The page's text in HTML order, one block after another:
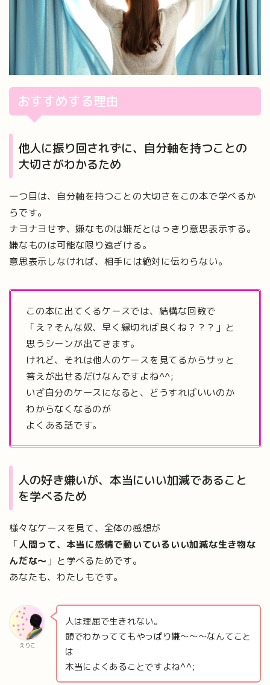
おすすめする理由
他人に振り回されずに、自分軸を持つことの
大切さがわかるため
一つ目は、自分軸を持つことの大切さをこの本で学べるか
らです。
ナヨナヨせず、嫌なものは嫌だとはっきり意思表示する。
嫌なものは可能な限り遠ざける。
意思表示しなければ、相手には絶対に伝わらない。
この本に出てくるケースでは、結構な回数で
「え？そんな奴、早く縁切れば良くね？？？」と
思うシーンが出てきます。
けれど、それは他人のケースを見てるからサッと
答えが出せるだけなんですよね^^;
いざ自分のケースになると、どうすればいいのか
わからなくなるのが
よくある話です。
人の好き嫌いが、本当にいい加減であること
を学べるため
様々なケースを見て、全体の感想が
「人間って、本当に感情で動いているいい加減な生き物な
んだな〜 」と学べるためです。
あなたも、わたしもです。
えりこ
人は理屈で生きれない。
頭でわかっててもやっぱり嫌〜〜〜なんてこと
は
本当によくあることですよね^^;